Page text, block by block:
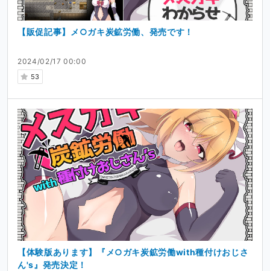
2024/02/17 00:00
53
【販促記事】メ○ガキ炭鉱労働、発売です！
【体験版あります】『メ○ガキ炭鉱労働with種付けおじさ
ん's』発売決定！